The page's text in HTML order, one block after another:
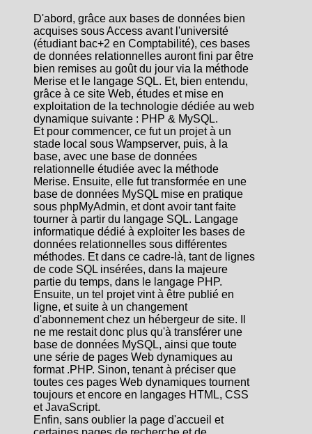
D'abord, grâce aux bases de données bien
acquises sous Access avant l'université
(étudiant bac+2 en Comptabilité), ces bases
de données relationnelles auront fini par être
bien remises au goût du jour via la méthode
Merise et le langage SQL. Et, bien entendu,
grâce à ce site Web, études et mise en
exploitation de la technologie dédiée au web
dynamique suivante : PHP & MySQL.
Et pour commencer, ce fut un projet à un
stade local sous Wampserver, puis, à la
base, avec une base de données
relationnelle étudiée avec la méthode
Merise. Ensuite, elle fut transformée en une
base de données MySQL mise en pratique
sous phpMyAdmin, et dont avoir tant faite
tourner à partir du langage SQL. Langage
informatique dédié à exploiter les bases de
données relationnelles sous différentes
méthodes. Et dans ce cadre-là, tant de lignes
de code SQL insérées, dans la majeure
partie du temps, dans le langage PHP.
Ensuite, un tel projet vint à être publié en
ligne, et suite à un changement
d'abonnement chez un hébergeur de site. Il
ne me restait donc plus qu'à transférer une
base de données MySQL, ainsi que toute
une série de pages Web dynamiques au
format .PHP. Sinon, tenant à préciser que
toutes ces pages Web dynamiques tournent
toujours et encore en langages HTML, CSS
et JavaScript.
Enfin, sans oublier la page d'accueil et